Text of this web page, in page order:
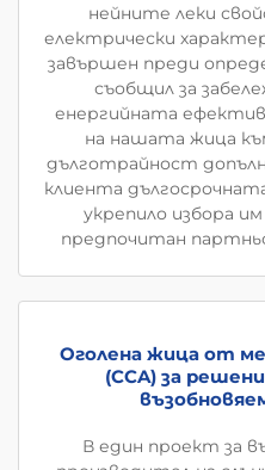
нейните леки
електрически
завършен преди
съобщил за
енергийната
на нашата жица
дълготрайност
клиента
укрепило избора
предпочитан
Оголена жица от
(CCA) за
В един проект за